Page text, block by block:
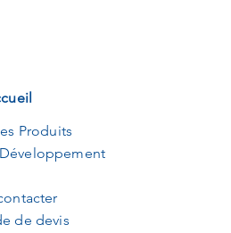
Produits
de devis